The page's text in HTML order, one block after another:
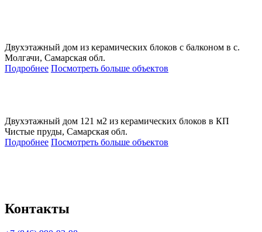
Двухэтажный дом из керамических блоков с балконом в с.
Молгачи, Самарская обл.
Подробнее Посмотреть больше объектов
Двухэтажный дом 121 м2 из керамических блоков в КП
Чистые пруды, Самарская обл.
Подробнее Посмотреть больше объектов
Контакты